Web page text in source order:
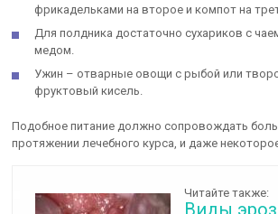
фрикадельками на второе и компот на
Для полдника достаточно сухариков с
медом.
Ужин – отварные овощи с рыбой или
фруктовый кисель.
Подобное питание должно сопровождать
протяжении лечебного курса, и даже
Читайте также:
Виды